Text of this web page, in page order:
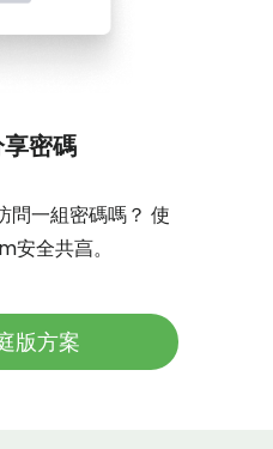
密碼
問一組密碼嗎？ 使
全共亯。
版方案